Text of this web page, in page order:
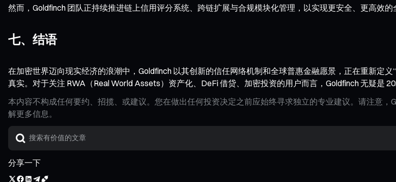
然而，Goldfinch 团队正持续推进链上信用评分系统、跨链扩展与合规模块化管理，以实现更安全、更高效的
七、结语
在加密世界迈向现实经济的浪潮中，Goldfinch 以其创新的信任网络机制和全球普惠金融愿景，正在重新定
真实。对于关注 RWA（Real World Assets）资产化、DeFi 借贷、加密投资的用户而言，Goldfinch 无疑是
本内容不构成任何要约、招揽、或建议。您在做出任何投资决定之前应始终寻求独立的专业建议。请注意
解更多信息。
分享一下